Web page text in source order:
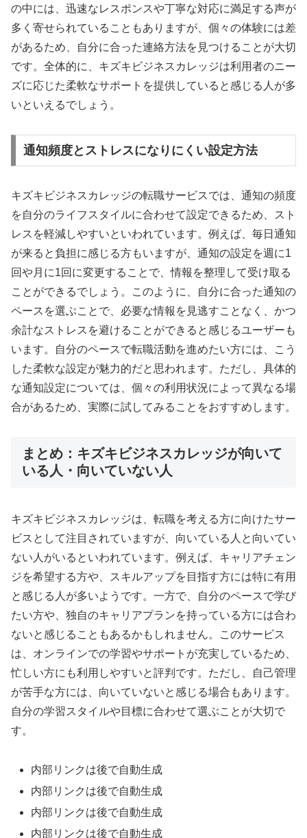
の中には、迅速なレスポンスや丁寧な対応に満足する声が
多く寄せられていることもありますが、個々の体験には差
があるため、自分に合った連絡方法を見つけることが大切
です。全体的に、キズキビジネスカレッジは利用者のニー
ズに応じた柔軟なサポートを提供していると感じる人が多
いといえるでしょう。
通知頻度とストレスになりにくい設定方法
キズキビジネスカレッジの転職サービスでは、通知の頻度
を自分のライフスタイルに合わせて設定できるため、スト
レスを軽減しやすいといわれています。例えば、毎日通知
が来ると負担に感じる方もいますが、通知の設定を週に1
回や月に1回に変更することで、情報を整理して受け取る
ことができるでしょう。このように、自分に合った通知の
ペースを選ぶことで、必要な情報を見逃すことなく、かつ
余計なストレスを避けることができると感じるユーザーも
います。自分のペースで転職活動を進めたい方には、こう
した柔軟な設定が魅力的だと思われます。ただし、具体的
な通知設定については、個々の利用状況によって異なる場
合があるため、実際に試してみることをおすすめします。
まとめ：キズキビジネスカレッジが向いて
いる人・向いていない人
キズキビジネスカレッジは、転職を考える方に向けたサー
ビスとして注目されていますが、向いている人と向いてい
ない人がいるといわれています。例えば、キャリアチェン
ジを希望する方や、スキルアップを目指す方には特に有用
と感じる人が多いようです。一方で、自分のペースで学び
たい方や、独自のキャリアプランを持っている方には合わ
ないと感じることもあるかもしれません。このサービス
は、オンラインでの学習やサポートが充実しているため、
忙しい方にも利用しやすいと評判です。ただし、自己管理
が苦手な方には、向いていないと感じる場合もあります。
自分の学習スタイルや目標に合わせて選ぶことが大切で
す。
内部リンクは後で自動生成
内部リンクは後で自動生成
内部リンクは後で自動生成
内部リンクは後で自動生成